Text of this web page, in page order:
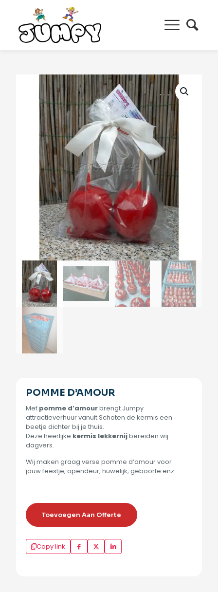
POMME D’AMOUR
Met pomme d’amourbrengt Jumpy
attractieverhuur vanuit Schoten de kermis een
beetje dichter bij je thuis.
Deze heerlijke kermis lekkernijbereiden wij
dagvers.
Wij maken graag verse pomme d’amour voor
jouw feestje, opendeur, huwelijk, geboorte enz…
Toevoegen Aan Offerte
Copy link